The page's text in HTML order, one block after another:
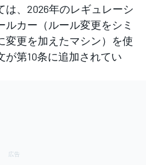
、2026年のレギュレーシ
ルカー（ルール変更をシミ
変更を加えたマシン）を使
が第10条に追加されてい